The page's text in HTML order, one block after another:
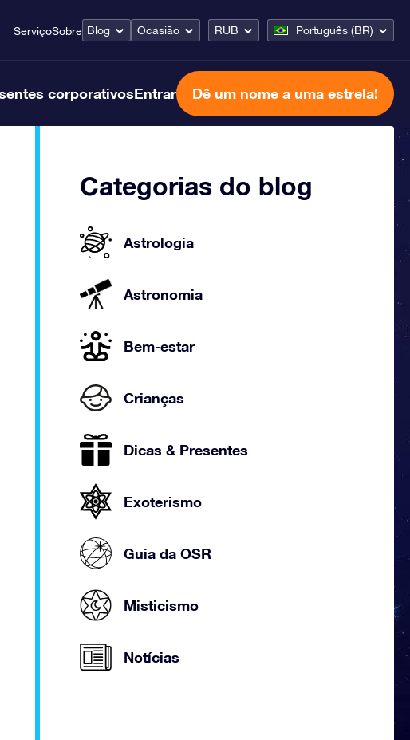
ServiçoSobre Blog Ocasião RUB Português (BR)
corporativosEntrar Dê um nome a uma estrela!
Categorias do blog
Astrologia
Astronomia
Bem-estar
Crianças
Dicas & Presentes
Exoterismo
Guia da OSR
Misticismo
Notícias